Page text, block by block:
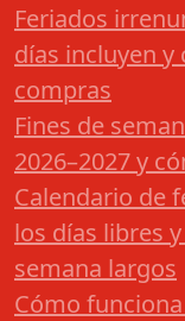
Feriados
días incluyen
compras
Fines de
2026–2027 y
Calendario de
los días libres
semana largos
Cómo